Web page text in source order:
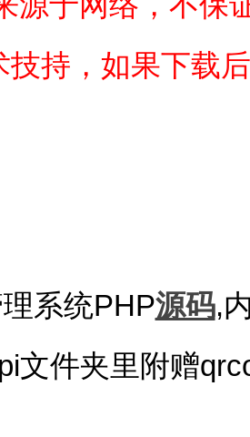
技持，如果下载
系统PHP源码,
文件夹里附赠